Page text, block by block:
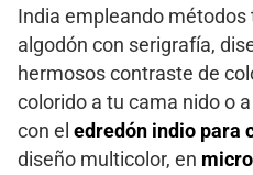
India empleando métodos
algodón con serigrafía,
hermosos contraste de
colorido a tu cama nido o
con el edredón indio para
diseño multicolor, en